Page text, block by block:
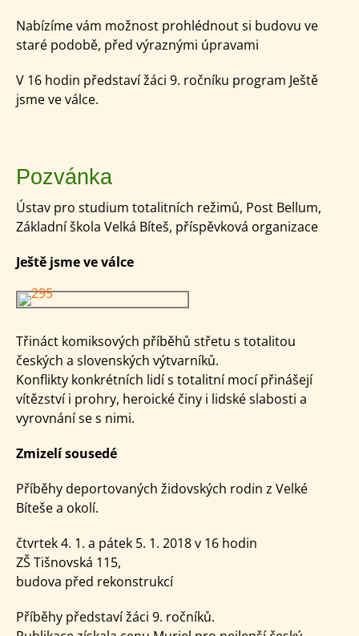
Nabízíme vám možnost prohlédnout si budovu ve
staré podobě, před výraznými úpravami
V 16 hodin představí žáci 9. ročníku program Ještě
jsme ve válce.
Pozvánka
Ústav pro studium totalitních režimů, Post Bellum,
Základní škola Velká Bíteš, příspěvková organizace
Ještě jsme ve válce
Třináct komiksových příběhů střetu s totalitou
českých a slovenských výtvarníků.
Konflikty konkrétních lidí s totalitní mocí přinášejí
vítězství i prohry, heroické činy i lidské slabosti a
vyrovnání se s nimi.
Zmizelí sousedé
Příběhy deportovaných židovských rodin z Velké
Bíteše a okolí.
čtvrtek 4. 1. a pátek 5. 1. 2018 v 16 hodin
ZŠ Tišnovská 115,
budova před rekonstrukcí
Příběhy představí žáci 9. ročníků.